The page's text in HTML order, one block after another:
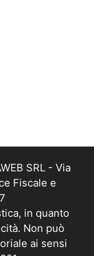
SRL - Via
Fiscale e
in quanto
Non può
ai sensi